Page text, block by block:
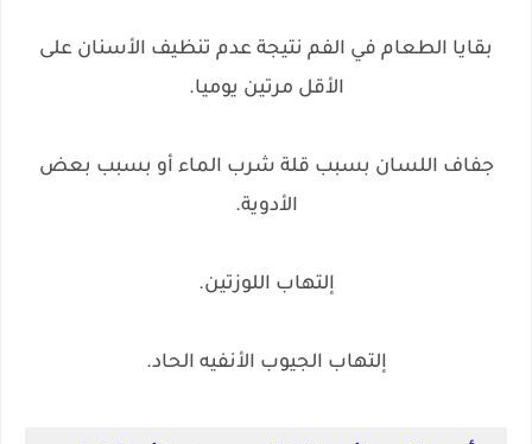
بقايا الطعام في الفم نتيجة عدم تنظيف الأسنان على
الأقل مرتين يوميا.
جفاف اللسان بسبب قلة شرب الماء أو بسبب بعض
الأدوية.
إلتهاب اللوزتين.
إلتهاب الجيوب الأنفيه الحاد.